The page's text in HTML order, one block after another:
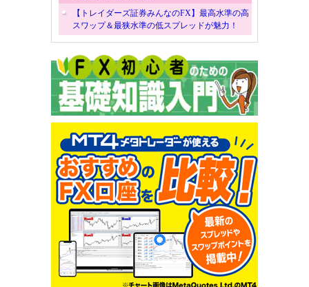
【トレイダーズ証券みんなのFX】最高水準の高
スワップ＆最狭水準の低スプレッドが魅力！